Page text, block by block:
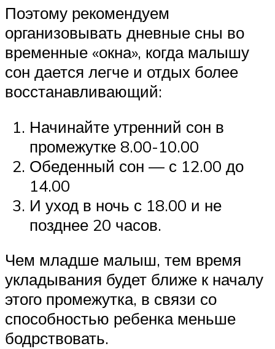
Поэтому рекомендуем
организовывать дневные сны во
временные «окна», когда малышу
сон дается легче и отдых более
восстанавливающий:
Начинайте утренний сон в
промежутке 8.00-10.00
Обеденный сон — с 12.00 до
14.00
И уход в ночь с 18.00 и не
позднее 20 часов.
Чем младше малыш, тем время
укладывания будет ближе к началу
этого промежутка, в связи со
способностью ребенка меньше
бодрствовать.